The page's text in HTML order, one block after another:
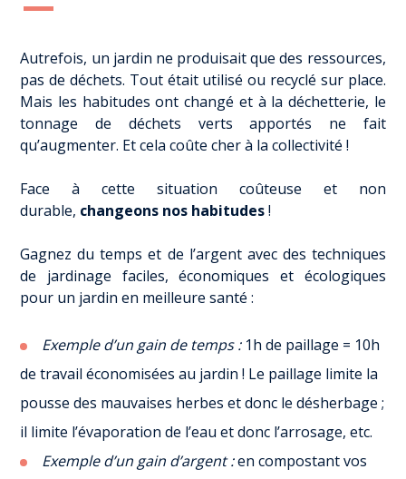
Autrefois, un jardin ne produisait que des ressources,
pas de déchets. Tout était utilisé ou recyclé sur place.
Mais les habitudes ont changé et à la déchetterie, le
tonnage de déchets verts apportés ne fait
qu’augmenter. Et cela coûte cher à la collectivité !
Face à cette situation coûteuse et non
durable, changeons nos habitudes!
Gagnez du temps et de l’argent avec des techniques
de jardinage faciles, économiques et écologiques
pour un jardin en meilleure santé :
Exemple d’un gain de temps :1h de paillage = 10h
de travail économisées au jardin ! Le paillage limite la
pousse des mauvaises herbes et donc le désherbage ;
il limite l’évaporation de l’eau et donc l’arrosage, etc.
Exemple d’un gain d’argent :en compostant vos